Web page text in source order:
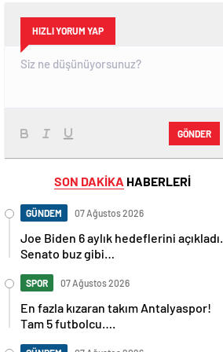
HIZLI YORUM YAP
GÖNDER
SON DAKİKA HABERLERİ
GÜNDEM 07 Ağustos 2026
Joe Biden 6 aylık hedeflerini açıkladı.
Senato buz gibi…
SPOR 07 Ağustos 2026
En fazla kızaran takım Antalyaspor!
Tam 5 futbolcu….